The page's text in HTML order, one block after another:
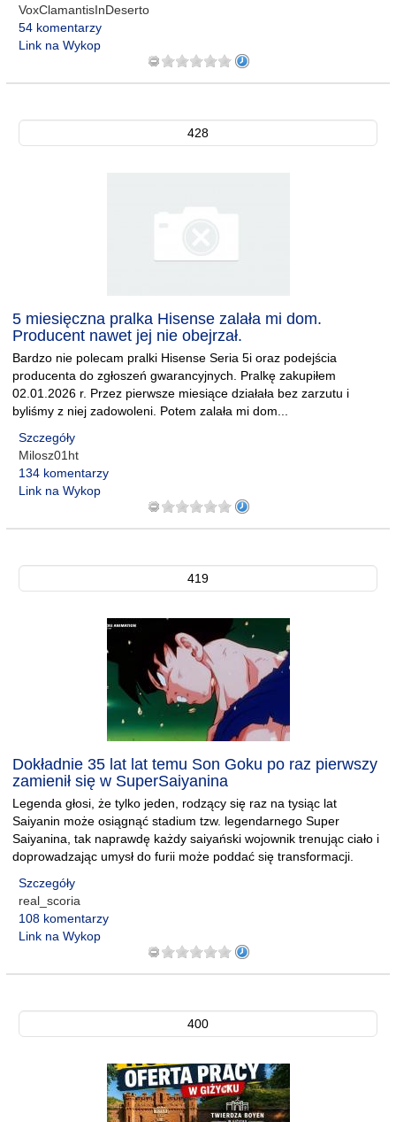
VoxClamantisInDeserto
54 komentarzy
Link na Wykop
428
5 miesięczna pralka Hisense zalała mi dom.
Producent nawet jej nie obejrzał.
Bardzo nie polecam pralki Hisense Seria 5i oraz podejścia
producenta do zgłoszeń gwarancyjnych. Pralkę zakupiłem
02.01.2026 r. Przez pierwsze miesiące działała bez zarzutu i
byliśmy z niej zadowoleni. Potem zalała mi dom...
Szczegóły
Milosz01ht
134 komentarzy
Link na Wykop
419
Dokładnie 35 lat lat temu Son Goku po raz pierwszy
zamienił się w SuperSaiyanina
Legenda głosi, że tylko jeden, rodzący się raz na tysiąc lat
Saiyanin może osiągnąć stadium tzw. legendarnego Super
Saiyanina, tak naprawdę każdy saiyański wojownik trenując ciało i
doprowadzając umysł do furii może poddać się transformacji.
Szczegóły
real_scoria
108 komentarzy
Link na Wykop
400